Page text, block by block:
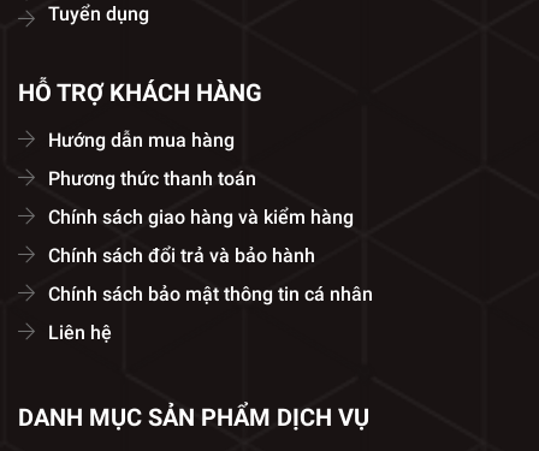
Tuyển dụng
HỖ TRỢ KHÁCH HÀNG
Hướng dẫn mua hàng
Phương thức thanh toán
Chính sách giao hàng và kiểm hàng
Chính sách đổi trả và bảo hành
Chính sách bảo mật thông tin cá nhân
Liên hệ
DANH MỤC SẢN PHẨM DỊCH VỤ